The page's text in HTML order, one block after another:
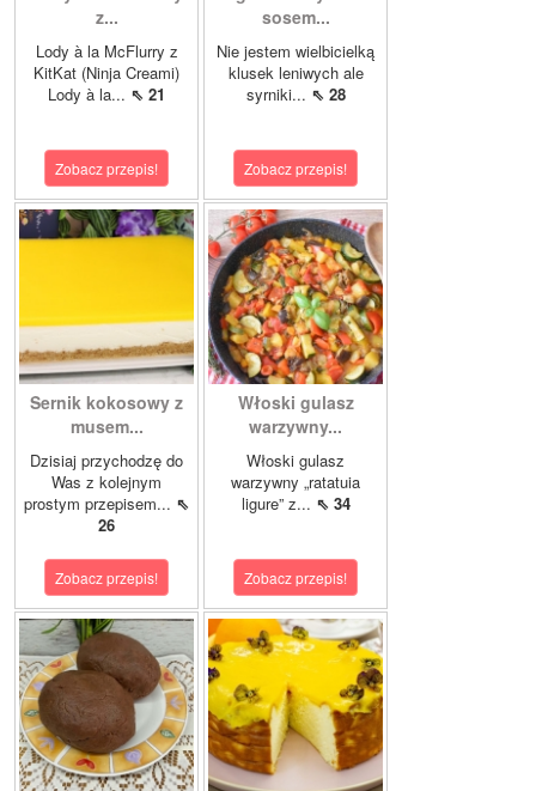
z...
Lody à la McFlurry z
KitKat (Ninja Creami)
Lody à la... ⇖ 21
Zobacz przepis!
sosem...
Nie jestem wielbicielką
klusek leniwych ale
syrniki... ⇖ 28
Zobacz przepis!
Sernik kokosowy z
musem...
Dzisiaj przychodzę do
Was z kolejnym
prostym przepisem... ⇖
26
Zobacz przepis!
Włoski gulasz
warzywny...
Włoski gulasz
warzywny „ratatuia
ligure” z... ⇖ 34
Zobacz przepis!